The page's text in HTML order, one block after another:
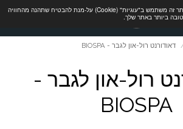
אתר זה משתמש ב"עוגיות" (Cookie) על-מנת להבטיח שתהנה מהחוויה
ביותר באתר שלך.
דאודורנט רול-און לגבר - BIOSPA
רול-און לגבר -
BIOSPA